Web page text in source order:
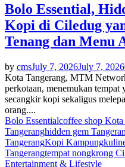
Bolo Essential,
Kopi di Ciledug
Tenang dan Menu
by cmsJuly 7, 2026July 7, 2026
Kota Tangerang, MTM
perkotaan, menemukan
secangkir kopi sekaligus
orang....
Bolo Essentialcoffee shop Kota
Tangeranghidden gem
TangerangKopi Kampung
Tangerangtempat nongkrong
Entertainment & Lifestyle